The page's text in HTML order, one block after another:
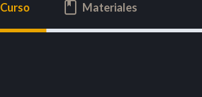
Curso Materiales